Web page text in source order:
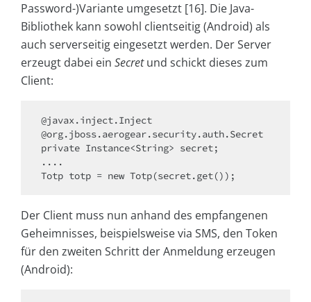
Password-)Variante umgesetzt [16]. Die Java-
Bibliothek kann sowohl clientseitig (Android) als
auch serverseitig eingesetzt werden. Der Server
erzeugt dabei ein Secretund schickt dieses zum
Client:
@javax.inject.Inject
@org.jboss.aerogear.security.auth.Secret
private Instance<String> secret;
....
Totp totp = new Totp(secret.get());
Der Client muss nun anhand des empfangenen
Geheimnisses, beispielsweise via SMS, den Token
für den zweiten Schritt der Anmeldung erzeugen
(Android):